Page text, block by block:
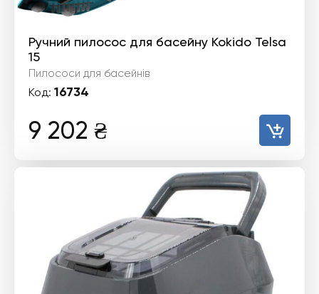
Ручний пилосос для басейну Kokido Telsa
15
Пилососи для басейнів
Код: 16734
9 202 ₴